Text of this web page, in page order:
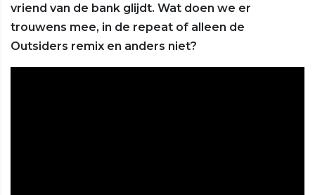
vriend van de bank glijdt. Wat doen we er
trouwens mee, in de repeat of alleen de
Outsiders remix en anders niet?